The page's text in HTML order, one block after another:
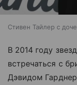
Стивен Тайлер с
В 2014 году
встречаться с
Дэвидом